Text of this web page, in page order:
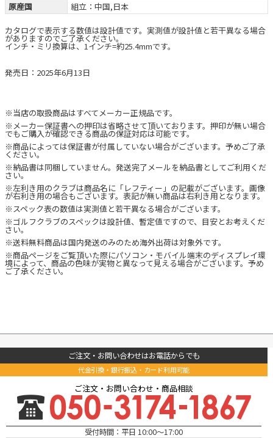
原産国
組立：中国,日本
カタログで表示する数値は設計値です。実測値が設計値と若干異なる場合
がありますのでご了承ください。
インチ・ミリ換算は、1インチ=約25.4mmです。
発売日：2025年6月13日
※当店の取扱商品はすべてメーカー正規品です。
※メーカー保証書への押印は省略させて頂いております。押印が無い場合
でもご購入が確認できる商品の保証対応は可能です。
※商品によっては保証書が付属していない場合がございます。予めご了承
ください。
※納品書は同梱していません。発送完了メールを納品書としてご利用くだ
さい。
※左利き用のクラブは商品名に「レフティー」の記載がございます。画像
が右利き用の場合もございます。表記が無い商品は右利き用となります。
※スペック表の数値は実測値と若干異なる場合がございます。
※ゴルフクラブのスペックは設計値、暫定値ですので、目安とお考えくだ
さい。
※送料無料商品は国内発送のみのため海外出荷は対象外です。
※商品ページをご覧頂いた際にパソコン・モバイル端末のディスプレイ環
境によって、商品の色味が実物と異なって見える場合がございます。予め
ご了承ください。
ご注文・お問い合わせはお電話からでも
代金引換・銀行振込・カード利用可能
ご注文・お問い合わせ・商品相談
受付時間：平日 10:00～17:00